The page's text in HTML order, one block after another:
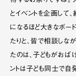
とイベントを企画して
になるほど大きなボー
たりと、皆で相談しな
たのは、子どもがおば
ントは子ども同士で自